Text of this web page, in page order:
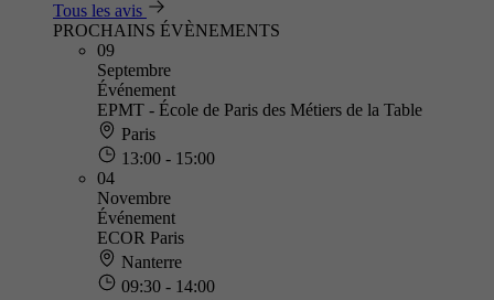
Tous les avis
PROCHAINS ÉVÈNEMENTS
09
Septembre
Événement
EPMT - École de Paris des Métiers de la Table
Paris
13:00 - 15:00
04
Novembre
Événement
ECOR Paris
Nanterre
09:30 - 14:00